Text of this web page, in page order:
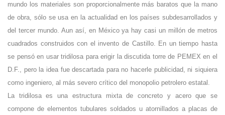
mundo los materiales son proporcionalmente más baratos que la mano
de obra, sólo se usa en la actualidad en los países subdesarrollados y
del tercer mundo. Aun así, en México ya hay casi un millón de metros
cuadrados construidos con el invento de Castillo. En un tiempo hasta
se pensó en usar tridilosa para erigir la discutida torre de PEMEX en el
D.F., pero la idea fue descartada para no hacerle publicidad, ni siquiera
como ingeniero, al más severo crítico del monopolio petrolero estatal.
La tridilosa es una estructura mixta de concreto y acero que se
compone de elementos tubulares soldados u atornillados a placas de